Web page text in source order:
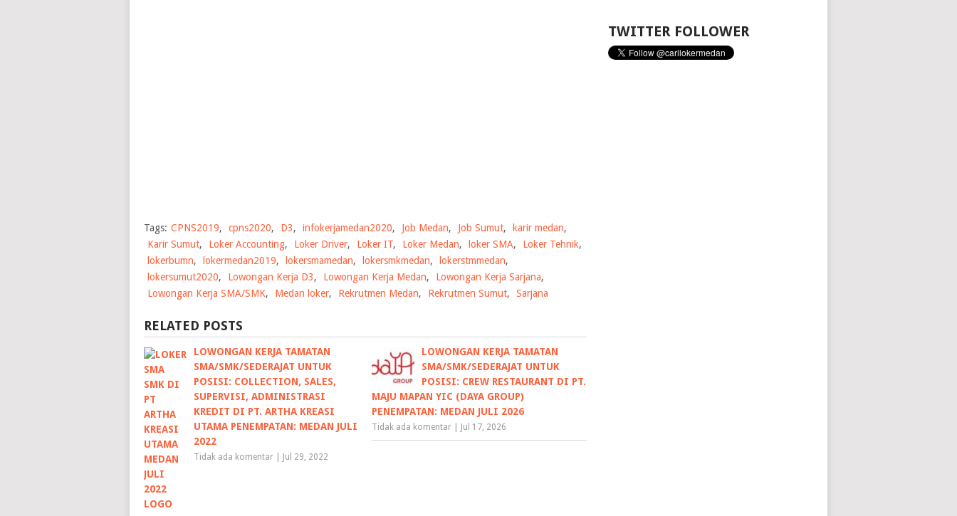
Tags: CPNS2019, cpns2020, D3, infokerjamedan2020, Job Medan, Job Sumut, karir medan,
Karir Sumut, Loker Accounting, Loker Driver, Loker IT, Loker Medan, loker SMA, Loker Tehnik,
lokerbumn, lokermedan2019, lokersmamedan, lokersmkmedan, lokerstmmedan,
lokersumut2020, Lowongan Kerja D3, Lowongan Kerja Medan, Lowongan Kerja Sarjana,
Lowongan Kerja SMA/SMK, Medan loker, Rekrutmen Medan, Rekrutmen Sumut, Sarjana
RELATED POSTS
LOWONGAN KERJA TAMATAN
SMA/SMK/SEDERAJAT UNTUK
POSISI: COLLECTION, SALES,
SUPERVISI, ADMINISTRASI
KREDIT DI PT. ARTHA KREASI
UTAMA PENEMPATAN: MEDAN JULI
2022
Tidak ada komentar Jul 29, 2022
LOWONGAN KERJA TAMATAN
SMA/SMK/SEDERAJAT UNTUK
POSISI: CREW RESTAURANT DI PT.
MAJU MAPAN YIC (DAYA GROUP)
PENEMPATAN: MEDAN JULI 2026
Tidak ada komentar Jul 17, 2026
TWITTER FOLLOWER